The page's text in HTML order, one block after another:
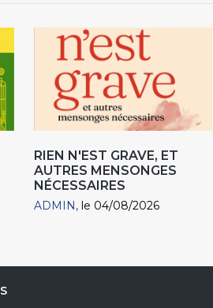
RIEN N'EST GRAVE, ET
AUTRES MENSONGES
NÉCESSAIRES
ADMIN le 04/08/2026